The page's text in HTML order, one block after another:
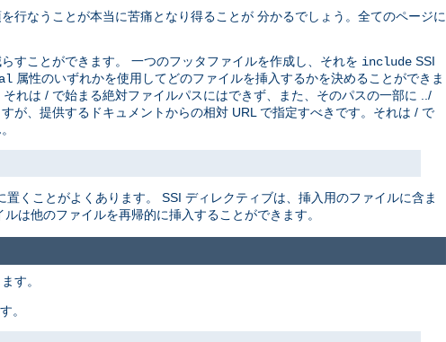
行なうことが本当に苦痛となり得ることが 分かるでしょう。全てのページに
すことができます。 一つのフッタファイルを作成し、それを include SSI
属性のいずれかを使用してどのファイルを挿入するかを決めることができま
れは / で始まる絶対ファイルパスにはできず、また、そのパスの一部に ../
が、提供するドキュメントからの相対 URL で指定すべきです。それは / で
くことがよくあります。 SSI ディレクティブは、挿入用のファイルに含ま
は他のファイルを再帰的に挿入することができます。
す。
。